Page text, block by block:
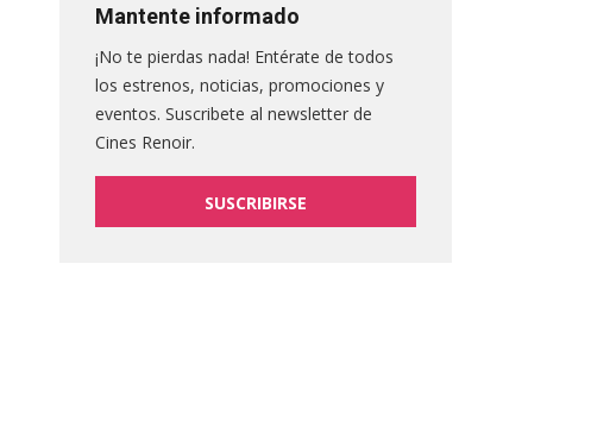
Mantente informado
¡No te pierdas nada! Entérate de todos
los estrenos, noticias, promociones y
eventos. Suscribete al newsletter de
Cines Renoir.
SUSCRIBIRSE